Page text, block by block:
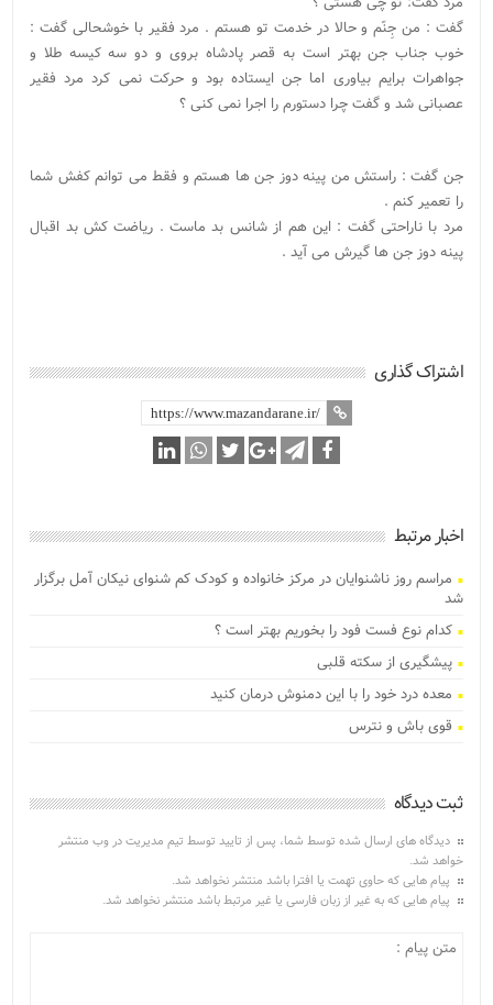
گفت : من جِنّم و حالا در خدمت تو هستم . مرد فقیر با خوشحالی گفت :
خوب جناب جن بهتر است به قصر پادشاه بروی و دو سه کیسه طلا و
جواهرات برایم بیاوری اما جن ایستاده بود و حرکت نمی کرد مرد فقیر
عصبانی شد و گفت چرا دستورم را اجرا نمی کنی ؟
جن گفت : راستش من پینه دوز جن ها هستم و فقط می توانم کفش شما
را تعمیر کنم .
مرد با ناراحتی گفت : این هم از شانس بد ماست . ریاضت کش بد اقبال
پینه دوز جن ها گیرش می آید .
اشتراک گذاری
اخبار مرتبط
مراسم روز ناشنوایان در مرکز خانواده و کودک کم شنوای نیکان آمل برگزار
شد
کدام نوع فست فود را بخوریم بهتر است ؟
پیشگیری از سکته قلبی
معده درد خود را با این دمنوش درمان کنید
قوی باش و نترس
ثبت دیدگاه
دیدگاه های ارسال شده توسط شما، پس از تایید توسط تیم مدیریت در وب منتشر
خواهد شد.
پیام هایی که حاوی تهمت یا افترا باشد منتشر نخواهد شد.
پیام هایی که به غیر از زبان فارسی یا غیر مرتبط باشد منتشر نخواهد شد.